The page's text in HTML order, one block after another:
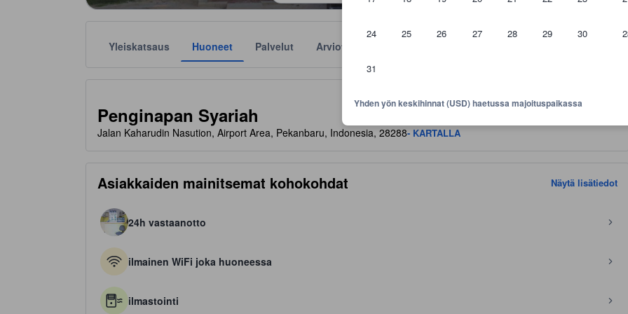
24 25 26 27 28 29 30
31
Yhden yön keskihinnat (USD) haetussa majoituspaikassa
Yleiskatsaus Huoneet Palvelut Arviot
Penginapan Syariah
Jalan Kaharudin Nasution, Airport Area, Pekanbaru, Indonesia, 28288- KARTALLA
Asiakkaiden mainitsemat kohokohdat Näytä lisätiedot
24h vastaanotto
ilmainen WiFi joka huoneessa
ilmastointi